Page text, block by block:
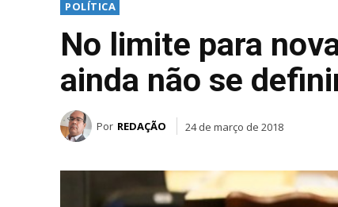
POLÍTICA
No limite para
ainda não se
Por REDAÇÃO 24 de março de 2018